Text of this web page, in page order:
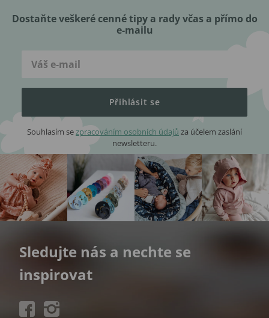
Dostaňte veškeré cenné tipy a rady včas a přímo do
e-mailu
Přihlásit se
Souhlasím sezpracováním osobních údajů za účelem zaslání
newsletteru.
Sledujte nás a nechte se
inspirovat